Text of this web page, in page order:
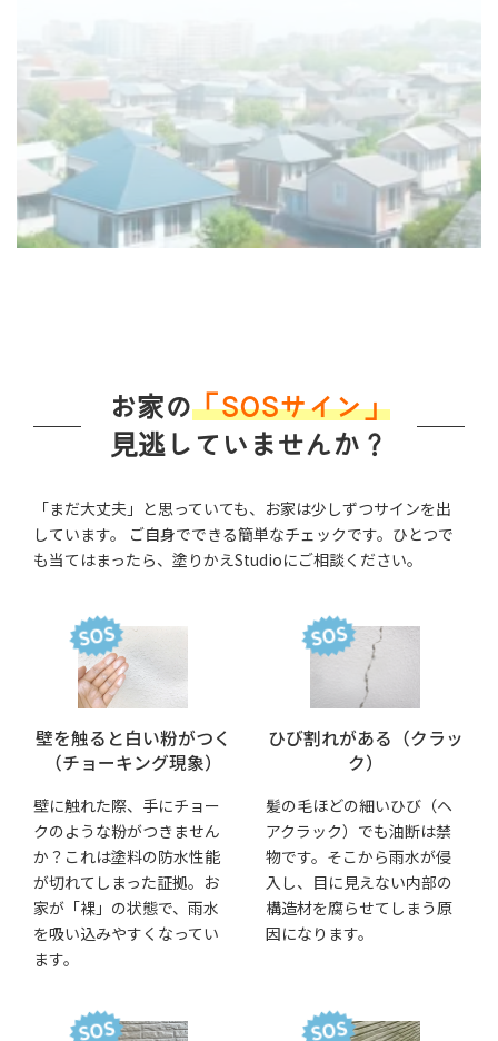
お家の「SOSサイン」
見逃していませんか？
「まだ大丈夫」と思っていても、お家は少しずつサインを出
しています。 ご自身でできる簡単なチェックです。ひとつで
も当てはまったら、塗りかえStudioにご相談ください。
壁を触ると白い粉がつく
（チョーキング現象）
壁に触れた際、手にチョー
クのような粉がつきません
か？これは塗料の防水性能
が切れてしまった証拠。お
家が「裸」の状態で、雨水
を吸い込みやすくなってい
ます。
ひび割れがある （クラッ
ク）
髪の毛ほどの細いひび（ヘ
アクラック）でも油断は禁
物です。そこから雨水が侵
入し、目に見えない内部の
構造材を腐らせてしまう原
因になります。